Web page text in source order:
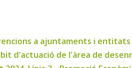
a ajuntaments i
d'actuació de l'àrea de